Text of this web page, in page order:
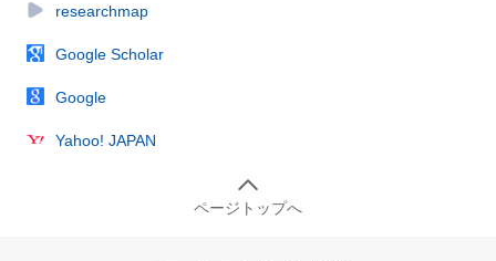
researchmap
Google Scholar
Google
Yahoo! JAPAN
ページトップへ